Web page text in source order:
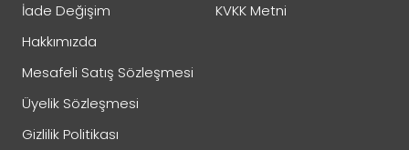
İade Değişim
Hakkımızda
Mesafeli Satış Sözleşmesi
Üyelik Sözleşmesi
Gizlilik Politikası
KVKK Metni